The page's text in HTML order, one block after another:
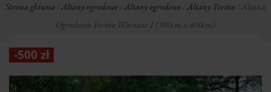
Strona główna Altany ogrodowe Altany ogrodowe Altany Torino / Altana
Ogrodowa Torino Wariant 1 (300cm x 400cm)
-500 zł